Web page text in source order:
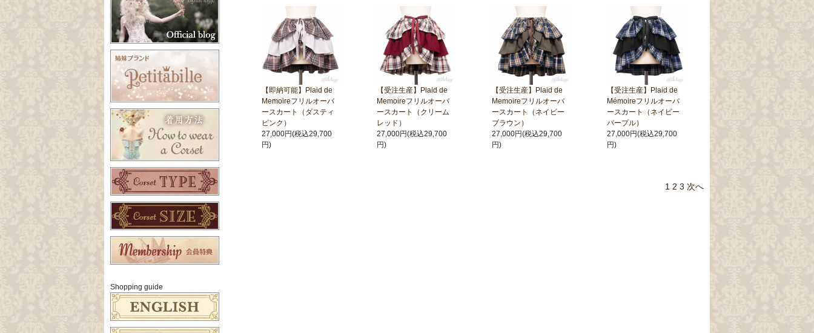
【即納可能】Plaid de
Memoireフリルオーバ
ースカート（ダスティ
ピンク）
27,000円(税込29,700
円)
【受注生産】Plaid de
Memoireフリルオーバ
ースカート（クリーム
レッド）
27,000円(税込29,700
円)
【受注生産】Plaid de
Memoireフリルオーバ
ースカート（ネイビー
ブラウン）
27,000円(税込29,700
円)
【受注生産】Plaid de
Mémoireフリルオーバ
ースカート（ネイビー
パープル）
27,000円(税込29,700
円)
1 2 3 次へ
Shopping guide